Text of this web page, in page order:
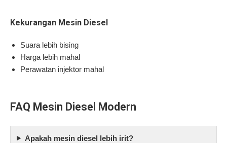
Kekurangan Mesin Diesel
Suara lebih bising
Harga lebih mahal
Perawatan injektor mahal
FAQ Mesin Diesel Modern
Apakah mesin diesel lebih irit?